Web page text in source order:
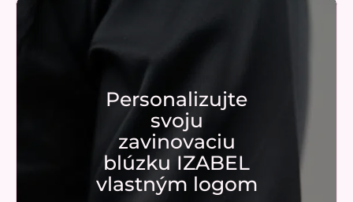
Personalizujte
svoju
zavinovaciu
blúzku IZABEL
vlastným logom